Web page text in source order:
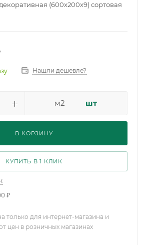
(600х200х9) сортовая
Нашли дешевле?
м2 шт
В КОРЗИНУ
КУПИТЬ В 1 КЛИК
₽
только для интернет-магазина и
цен в розничных магазинах